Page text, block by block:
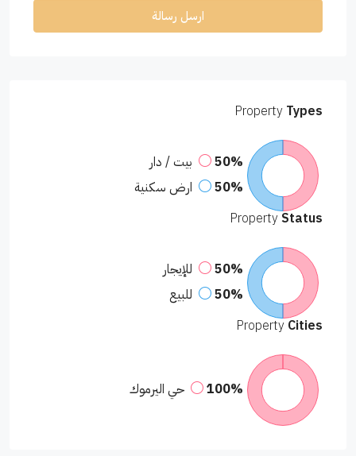
ارسل رسالة
Property Types
50%
بيت / دار
50%
ارض سكنية
Property Status
50%
للإيجار
50%
للبيع
Property Cities
100% حي اليرموك